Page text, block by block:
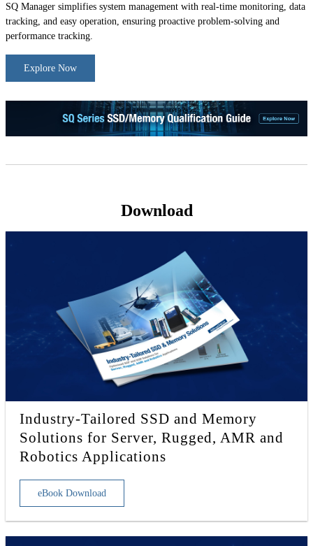
SQ Manager simplifies system management with real-time monitoring, data
tracking, and easy operation, ensuring proactive problem-solving and
performance tracking.
Explore Now
Download
Industry-Tailored SSD and Memory
Solutions for Server, Rugged, AMR and
Robotics Applications
eBook Download